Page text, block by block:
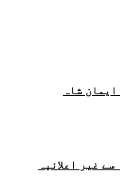
شاہ
غیر اعلانیہ